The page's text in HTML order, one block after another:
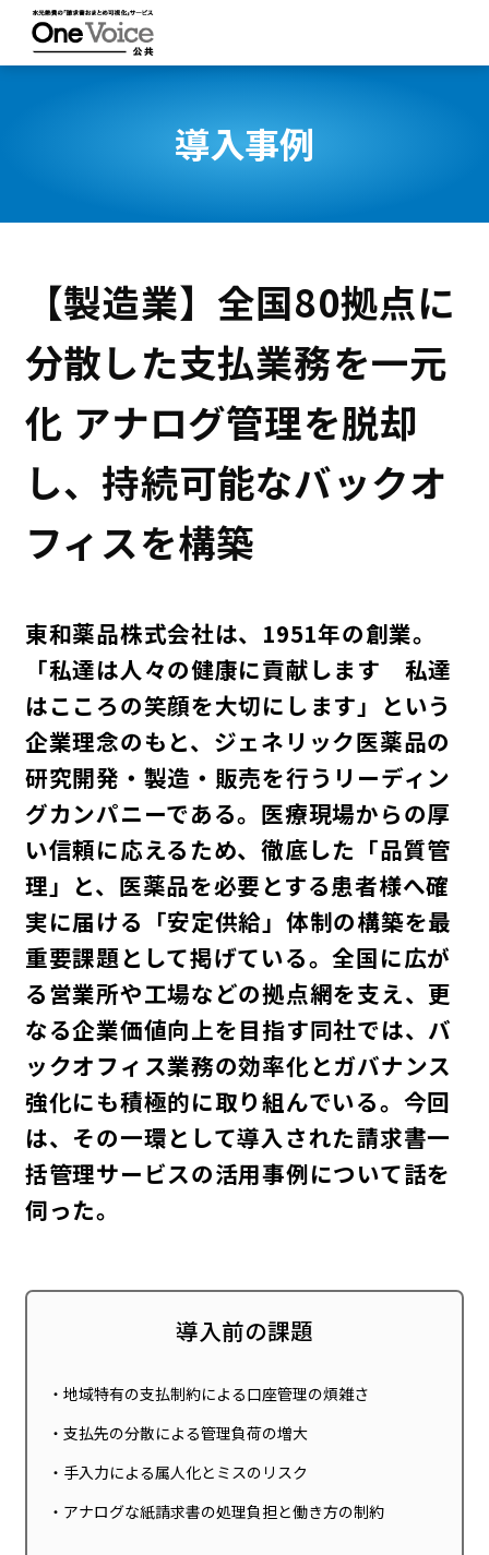
導入事例
【製造業】全国80拠点に
分散した支払業務を一元
化 アナログ管理を脱却
し、持続可能なバックオ
フィスを構築
東和薬品株式会社は、1951年の創業。
「私達は人々の健康に貢献します 私達
はこころの笑顔を大切にします」という
企業理念のもと、ジェネリック医薬品の
研究開発・製造・販売を行うリーディン
グカンパニーである。医療現場からの厚
い信頼に応えるため、徹底した「品質管
理」と、医薬品を必要とする患者様へ確
実に届ける「安定供給」体制の構築を最
重要課題として掲げている。全国に広が
る営業所や工場などの拠点網を支え、更
なる企業価値向上を目指す同社では、バ
ックオフィス業務の効率化とガバナンス
強化にも積極的に取り組んでいる。今回
は、その一環として導入された請求書一
括管理サービスの活用事例について話を
伺った。
導入前の課題
地域特有の支払制約による口座管理の煩雑さ
支払先の分散による管理負荷の増大
手入力による属人化とミスのリスク
アナログな紙請求書の処理負担と働き方の制約